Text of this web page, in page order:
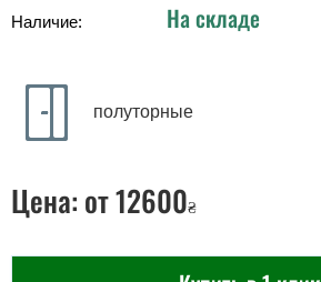
Наличие: На складе
полуторные
Цена: от 12600₴